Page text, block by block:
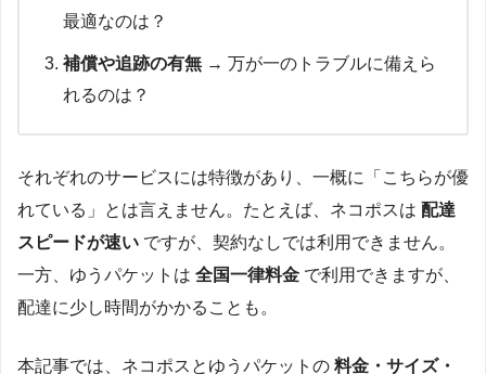
最適なのは？
補償や追跡の有無 → 万が一のトラブルに備えら
れるのは？
それぞれのサービスには特徴があり、一概に「こちらが優
れている」とは言えません。たとえば、ネコポスは 配達
スピードが速い ですが、契約なしでは利用できません。
一方、ゆうパケットは 全国一律料金 で利用できますが、
配達に少し時間がかかることも。
本記事では、ネコポスとゆうパケットの 料金・サイズ・